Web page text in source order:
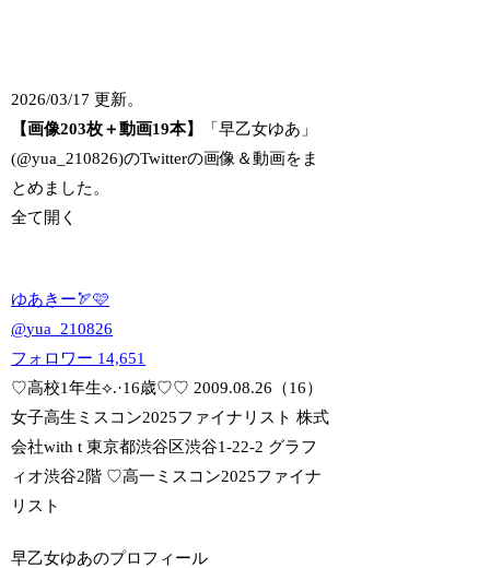
2026/03/17 更新。
【画像203枚＋動画19本】
「早乙女ゆあ」
(@yua_210826)のTwitterの画像＆動画をま
とめました。
全て開く
ゆあきー🏹🩷
@yua_210826
フォロワー 14,651
♡高校1年生⟡.·16歳♡♡ 2009.08.26（16）
女子高生ミスコン2025ファイナリスト 株式
会社with t 東京都渋谷区渋谷1-22-2 グラフ
ィオ渋谷2階 ♡高一ミスコン2025ファイナ
リスト
早乙女ゆあのプロフィール